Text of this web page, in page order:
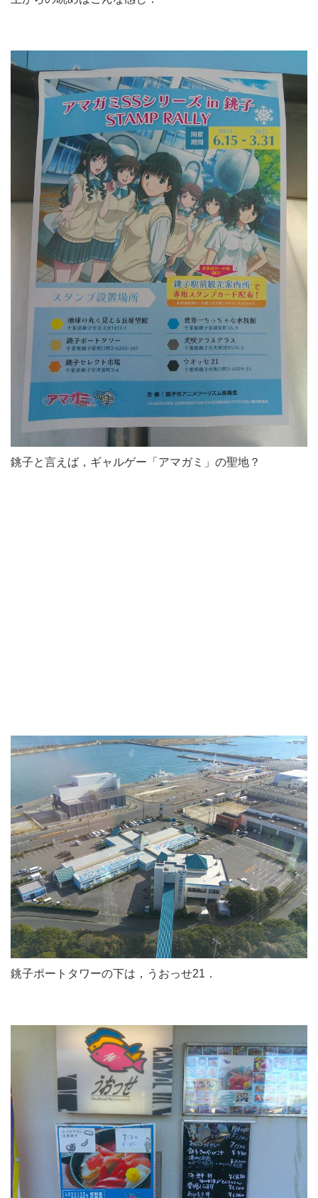
銚子と言えば，ギャルゲー「アマガミ」の聖地？
銚子ポートタワーの下は，うおっせ21．